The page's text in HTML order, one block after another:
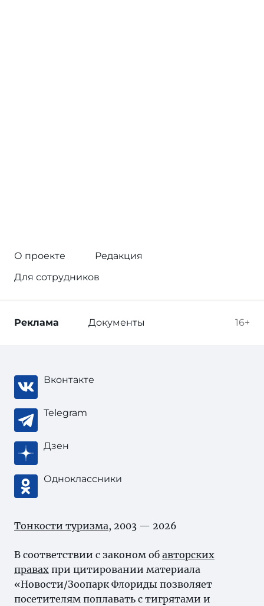
О проекте
Редакция
Для сотрудников
16+
Реклама Документы
Вконтакте
Telegram
Дзен
Одноклассники
Тонкости туризма, 2003 — 2026
В соответствии с законом об авторских
правах при цитировании материала
«Новости/Зоопарк Флориды позволяет
посетителям поплавать с тигрятами и